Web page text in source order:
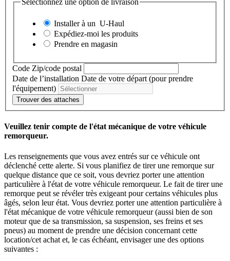
Sélectionnez une option de livraison
Installer à un U-Haul
Expédiez-moi les produits
Prendre en magasin
Code Zip/code postal
Date de l’installation Date de votre départ (pour prendre
l'équipement)
Trouver des attaches
Veuillez tenir compte de l'état mécanique de votre véhicule
remorqueur.
Les renseignements que vous avez entrés sur ce véhicule ont
déclenché cette alerte. Si vous planifiez de tirer une remorque sur
quelque distance que ce soit, vous devriez porter une attention
particulière à l'état de votre véhicule remorqueur. Le fait de tirer une
remorque peut se révéler très exigeant pour certains véhicules plus
âgés, selon leur état. Vous devriez porter une attention particulière à
l'état mécanique de votre véhicule remorqueur (aussi bien de son
moteur que de sa transmission, sa suspension, ses freins et ses
pneus) au moment de prendre une décision concernant cette
location/cet achat et, le cas échéant, envisager une des options
suivantes :